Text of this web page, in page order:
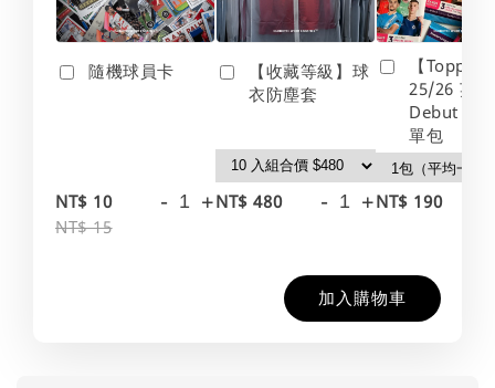
隨機球員卡
NT$ 10
NT$ 15
- +
【收藏等級】球
衣防塵套
NT$ 480 - +
【Topps】
25/26 英
Debut
單包
NT$ 190
加入購物車